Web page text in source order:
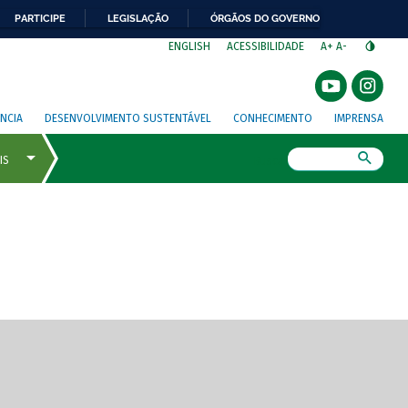
PARTICIPE LEGISLAÇÃO ÓRGÃOS DO GOVERNO
ENGLISH ACESSIBILIDADE A+ A-
DESENVOLVIMENTO SUSTENTÁVEL CONHECIMENTO IMPRENSA
de tela